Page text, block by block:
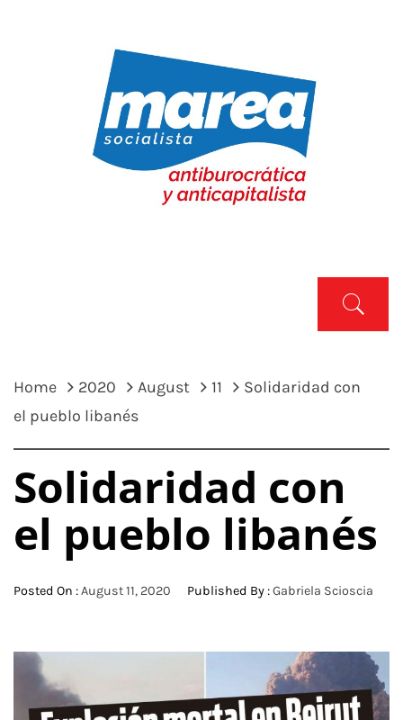
MAREA SOCIALISTA
Home 2020 August 11
Solidaridad con
el pueblo libanés
Solidaridad con
el pueblo libanés
Posted On :August 11, 2020 Published By :Gabriela Scioscia